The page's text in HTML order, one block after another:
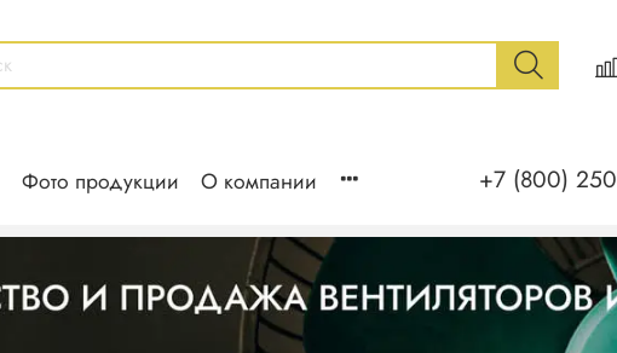
Фото продукции О компании +7 (800)